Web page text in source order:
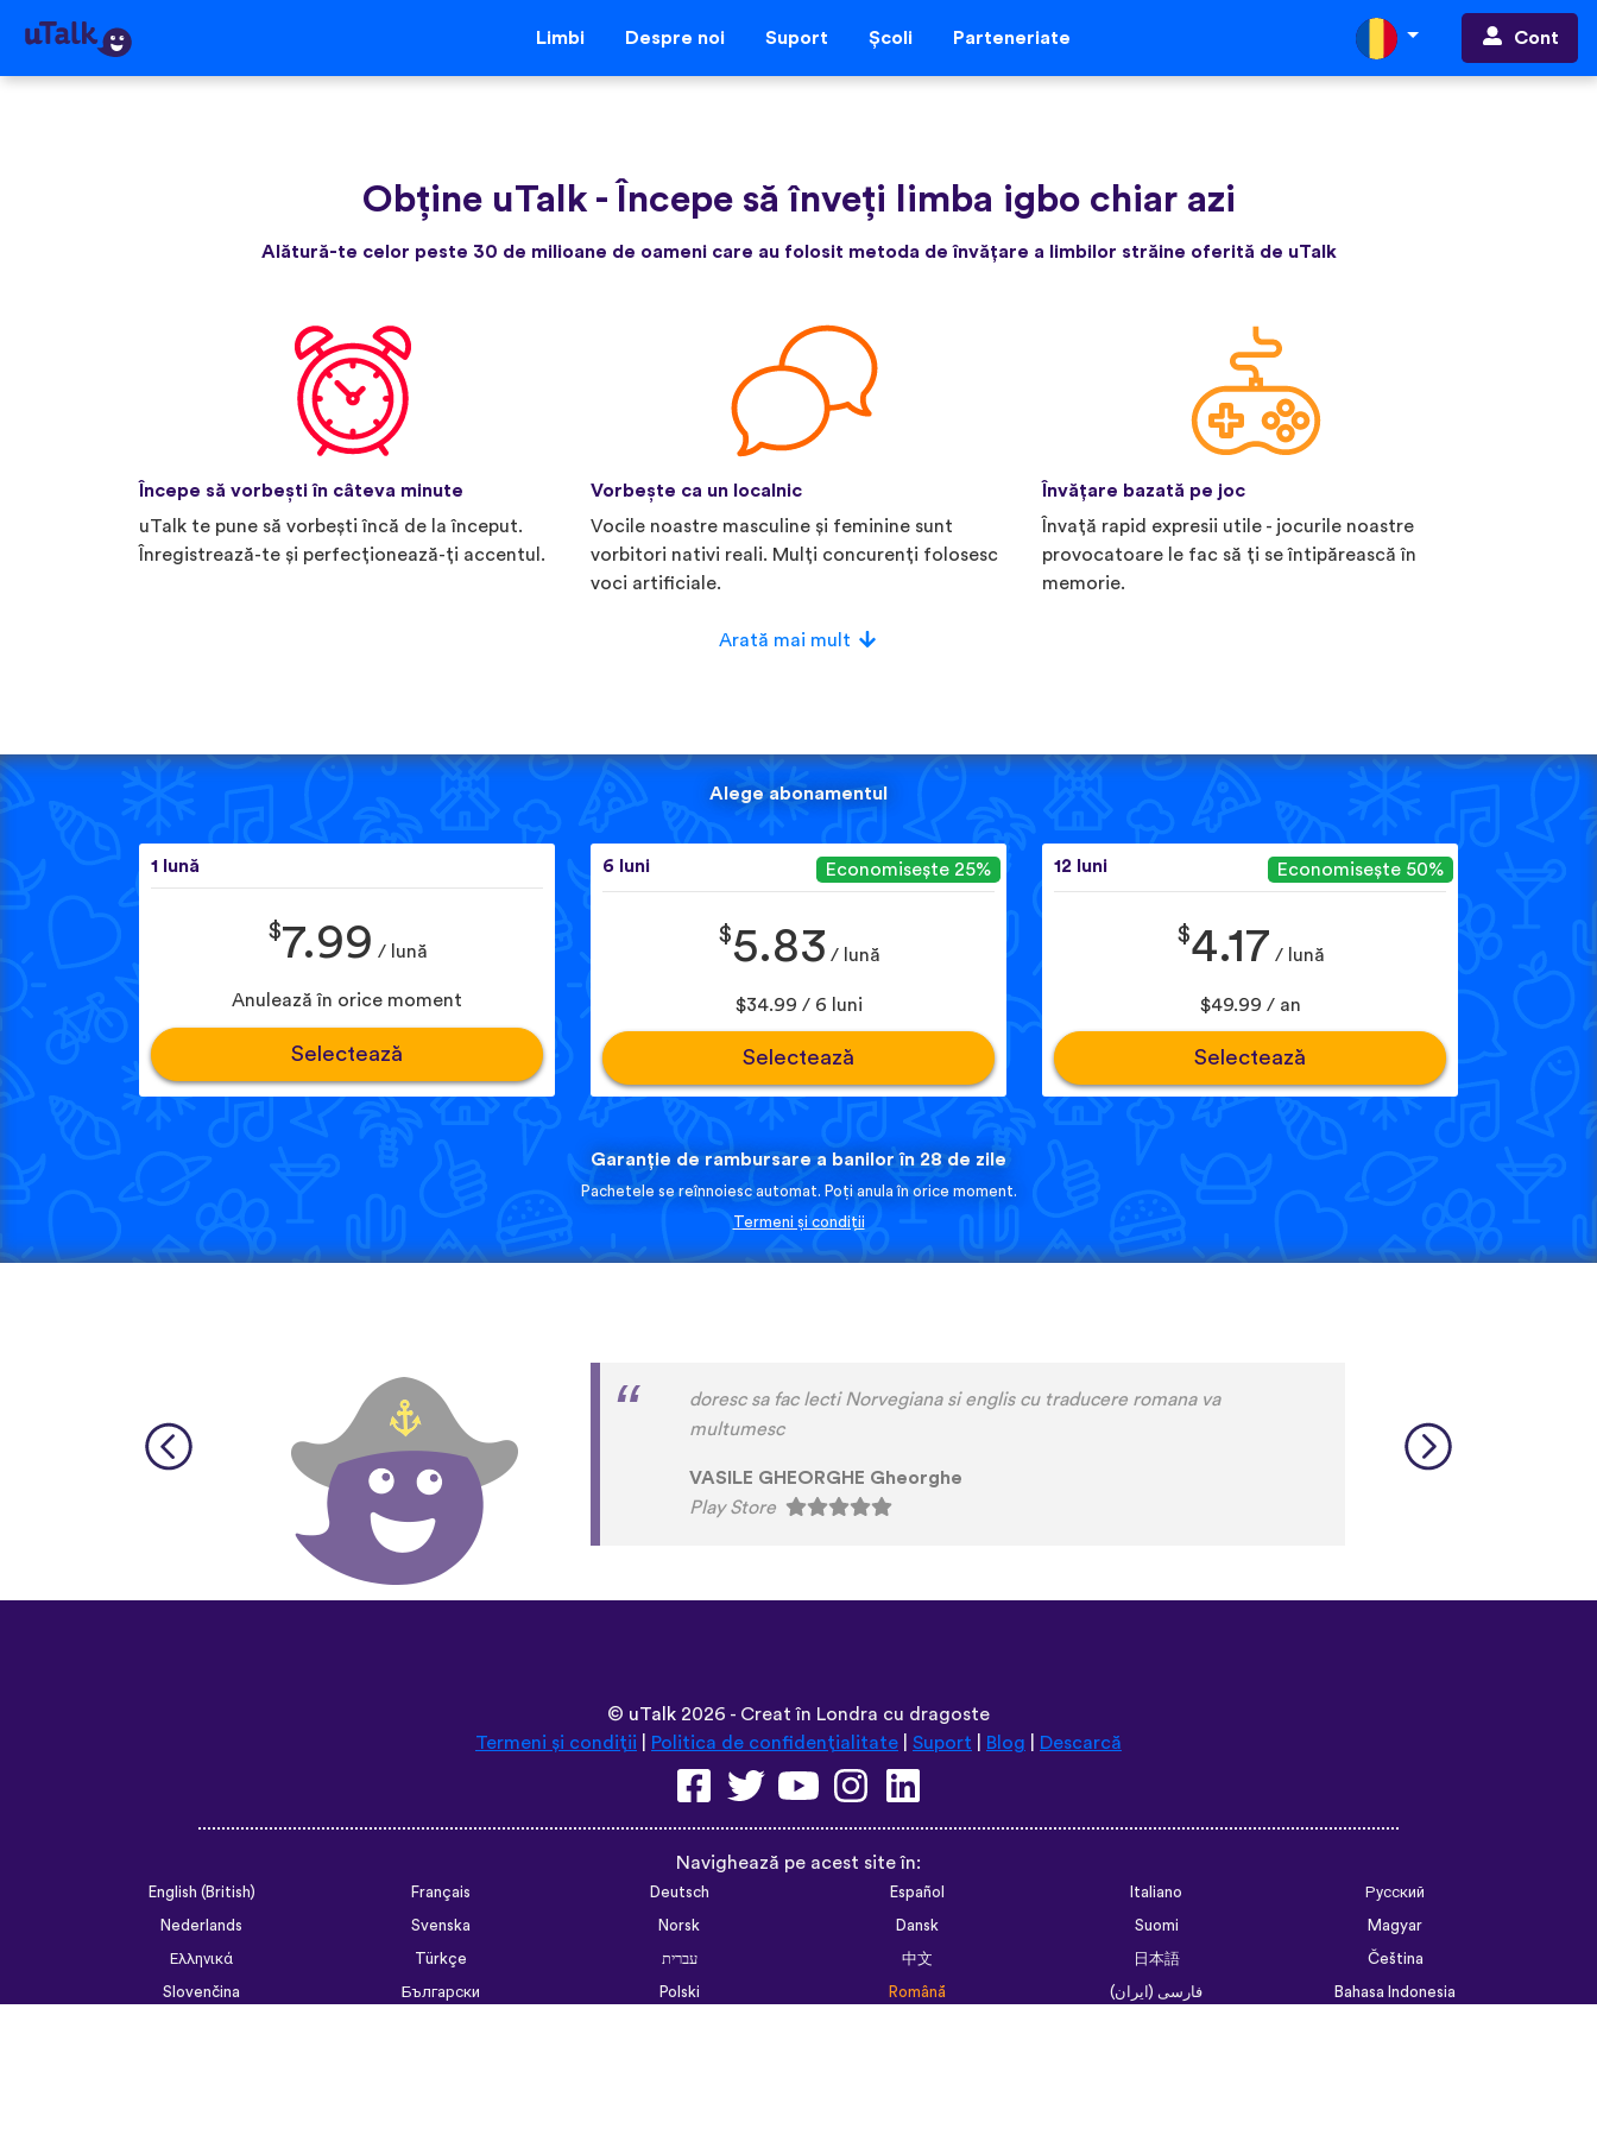
Limbi Despre noi Suport Școli Parteneriate Cont
Obține uTalk - Începe să înveți limba igbo chiar azi
Alătură-te celor peste 30 de milioane de oameni care au folosit metoda de învățare a limbilor străine oferită de uTalk
Începe să vorbești în câteva minute
uTalk te pune să vorbești încă de la început.
Înregistrează-te și perfecționează-ți accentul.
Vorbește ca un localnic
Vocile noastre masculine și feminine sunt
vorbitori nativi reali. Mulți concurenți folosesc
voci artificiale.
Învățare bazată pe joc
Învață rapid expresii utile - jocurile noastre
provocatoare le fac să ți se întipărească în
memorie.
Arată mai mult
Alege abonamentul
1 lună
$7.99 / lună
Anulează în orice moment
Selectează
6 luni Economisește 25%
$5.83 / lună
$34.99 / 6 luni
Selectează
12 luni Economisește 50%
$4.17 / lună
$49.99 / an
Selectează
Garanție de rambursare a banilor în 28 de zile
Pachetele se reînnoiesc automat. Poți anula în orice moment.
Termeni și condiții
I love this app! I am learning Serbian, which is a relatively rare language
on language apps but I’m blown away by how many other incredibly rare
language has a lot of care given to it. I love that native speakers are used
instead of a stupid AI voice or whatever. The biggest thing, though is the
and I’m grateful that you don’t have to pay to access all the courses like
some apps. However, I love this app so much that I think I will be doing
that just for the extra features! Thanks
lexogenous
App Store